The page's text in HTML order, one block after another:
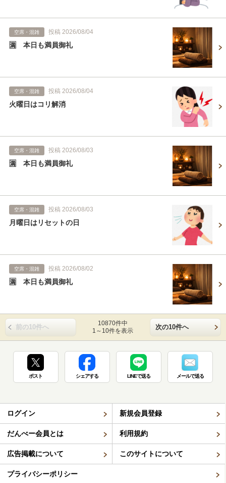
空席・混雑 投稿 2026/08/04
🈵 本日も満員御礼
空席・混雑 投稿 2026/08/04
火曜日はコリ解消
空席・混雑 投稿 2026/08/03
🈵 本日も満員御礼
空席・混雑 投稿 2026/08/03
月曜日はリセットの日
空席・混雑 投稿 2026/08/02
🈵 本日も満員御礼
前の10件へ
10870件中
1～10件を表示
次の10件へ
ポスト シェアする LINEで送る メールで送る
ログイン 新規会員登録
だんべー会員とは 利用規約
広告掲載について このサイトについて
プライバシーポリシー